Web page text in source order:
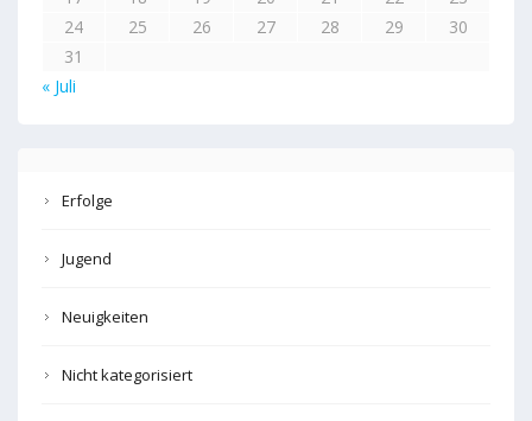
24
25 26 27 28 29
30
31
« Juli
Erfolge
Jugend
Neuigkeiten
Nicht kategorisiert